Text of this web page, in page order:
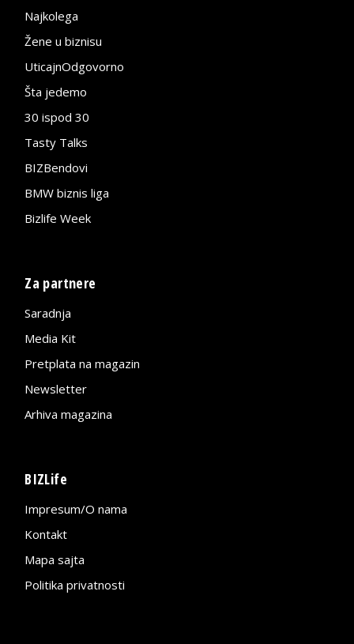
Najkolega
Žene u biznisu
UticajnOdgovorno
Šta jedemo
30 ispod 30
Tasty Talks
BIZBendovi
BMW biznis liga
Bizlife Week
Za partnere
Saradnja
Media Kit
Pretplata na magazin
Newsletter
Arhiva magazina
BIZLife
Impresum/O nama
Kontakt
Mapa sajta
Politika privatnosti